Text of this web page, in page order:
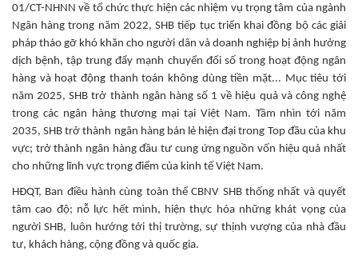
01/CT-NHNN về tổ chức thực hiện các nhiệm vụ trọng tâm của ngành
Ngân hàng trong năm 2022, SHB tiếp tục triển khai đồng bộ các giải
pháp tháo gỡ khó khăn cho người dân và doanh nghiệp bị ảnh hưởng
dịch bệnh, tập trung đẩy mạnh chuyển đổi số trong hoạt động ngân
hàng và hoạt động thanh toán không dùng tiền mặt... Mục tiêu tới
năm 2025, SHB trở thành ngân hàng số 1 về hiệu quả và công nghệ
trong các ngân hàng thương mại tại Việt Nam. Tầm nhìn tới năm
2035, SHB trở thành ngân hàng bán lẻ hiện đại trong Top đầu của khu
vực; trở thành ngân hàng đầu tư cung ứng nguồn vốn hiệu quả nhất
cho những lĩnh vực trọng điểm của kinh tế Việt Nam.
HĐQT, Ban điều hành cùng toàn thể CBNV SHB thống nhất và quyết
tâm cao độ; nỗ lực hết mình, hiện thực hóa những khát vọng của
người SHB, luôn hướng tới thị trường, sự thịnh vượng của nhà đầu
tư, khách hàng, cộng đồng và quốc gia.